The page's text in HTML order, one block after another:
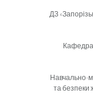
ДЗ
Кафедра
Навчально-
та безпеки